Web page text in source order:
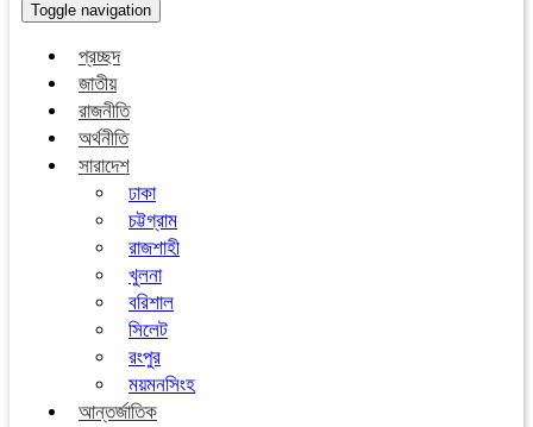
Toggle navigation
প্রচ্ছদ
জাতীয়
রাজনীতি
অর্থনীতি
সারাদেশ
ঢাকা
চট্টগ্রাম
রাজশাহী
খুলনা
বরিশাল
সিলেট
রংপুর
ময়মনসিংহ
আন্তর্জাতিক